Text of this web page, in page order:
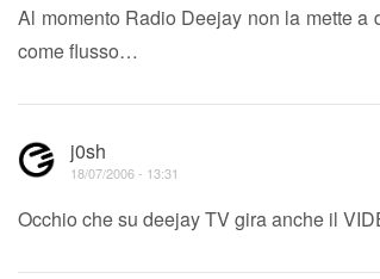
Al momento Radio Deejay non la mette
come flusso…
j0sh
18/07/2006 - 13:31
Occhio che su deejay TV gira anche il